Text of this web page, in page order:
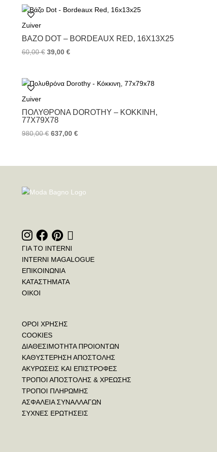
Zuiver
ΒΆΖΟ DOT – BORDEAUX RED, 16X13X25
60,00€ 39,00 €
Zuiver
ΠΟΛΥΘΡΌΝΑ DOROTHY – ΚΌΚΚΙΝΗ,
77X79X78
980,00€ 637,00 €
ΓΙΑ ΤΟ INTERNI
INTERNI MAGALOGUE
ΕΠΙΚΟΙΝΩΝΙΑ
ΚΑΤΑΣΤΗΜΑΤΑ
ΟΙΚΟΙ
ΟΡΟΙ ΧΡΗΣΗΣ
COOKIES
ΔΙΑΘΕΣΙΜΟΤΗΤΑ ΠΡΟΙΟΝΤΩΝ
ΚΑΘΥΣΤΕΡΗΣΗ ΑΠΟΣΤΟΛΗΣ
ΑΚΥΡΩΣΕΙΣ ΚΑΙ ΕΠΙΣΤΡΟΦΕΣ
ΤΡΟΠΟΙ ΑΠΟΣΤΟΛΗΣ & ΧΡΕΩΣΗΣ
ΤΡΟΠΟΙ ΠΛΗΡΩΜΗΣ
ΑΣΦΑΛΕΙΑ ΣΥΝΑΛΛΑΓΩΝ
ΣΥΧΝΕΣ ΕΡΩΤΗΣΕΙΣ